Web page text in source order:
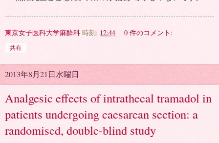
東京女子医科大学麻酔科 時刻: 12:44 0 件のコメント:
共有
2013年8月21日水曜日
Analgesic effects of intrathecal tramadol in
patients undergoing caesarean section: a
randomised, double-blind study